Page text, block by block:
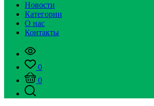
Новости
Категории
О нас
Контакты
0
0